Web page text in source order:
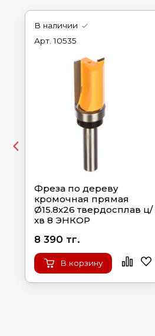
В наличии
Арт.10535
Фреза по дереву
кромочная прямая
Ø15.8х26 твердосплав ц/
хв 8 ЭНКОР
8 390 тг.
В корзину